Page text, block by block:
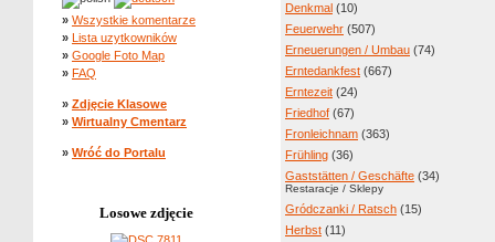
» Wszystkie komentarze
» Lista uzytkowników
» Google Foto Map
» FAQ
» Zdjęcie Klasowe
» Wirtualny Cmentarz
» Wróć do Portalu
Losowe zdjęcie
Denkmal (10)
Feuerwehr (507)
Erneuerungen / Umbau (74)
Erntedankfest (667)
Erntezeit (24)
Friedhof (67)
Fronleichnam (363)
Frühling (36)
Gaststätten / Geschäfte (34)
Restaracje / Sklepy
Gródczanki / Ratsch (15)
Herbst (11)